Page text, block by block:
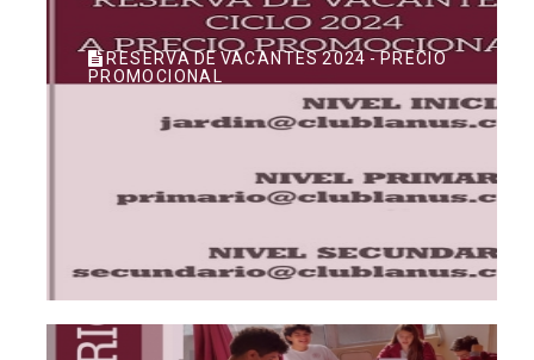
RESERVA DE VACANTES 2024 - PRECIO
PROMOCIONAL